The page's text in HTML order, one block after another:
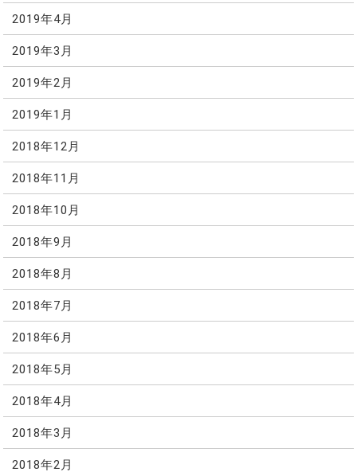
2019年4月
2019年3月
2019年2月
2019年1月
2018年12月
2018年11月
2018年10月
2018年9月
2018年8月
2018年7月
2018年6月
2018年5月
2018年4月
2018年3月
2018年2月